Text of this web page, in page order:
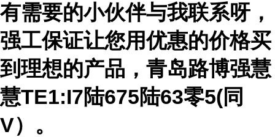
有需要的小伙伴与我联系呀，
强工保证让您用优惠的价格买
到理想的产品，青岛路博强慧
慧TE1:I7陆675陆63零5(同
V） 。